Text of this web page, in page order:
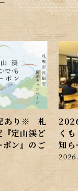
あり※ 札
定山渓ど
ポン』のご
く
知